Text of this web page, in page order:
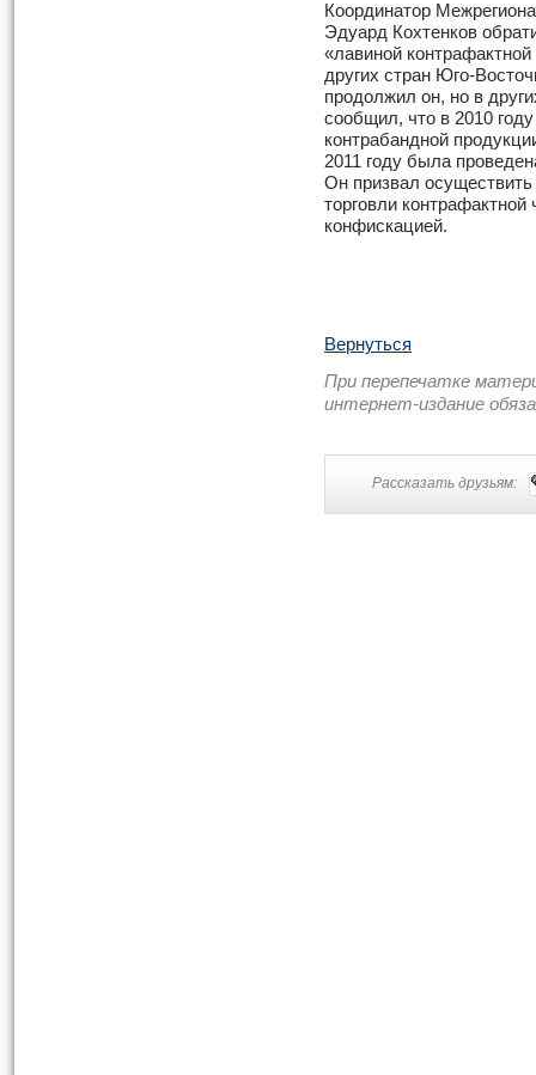
Координатор
Эдуард Кохтенков
«лавиной
других стран Юго-
продолжил он, но в
сообщил, что в 2010
контрабандной
2011 году была
Он призвал
торговли
конфискацией.
Вернуться
При перепечатке
интернет-издание
Рассказать друзьям: